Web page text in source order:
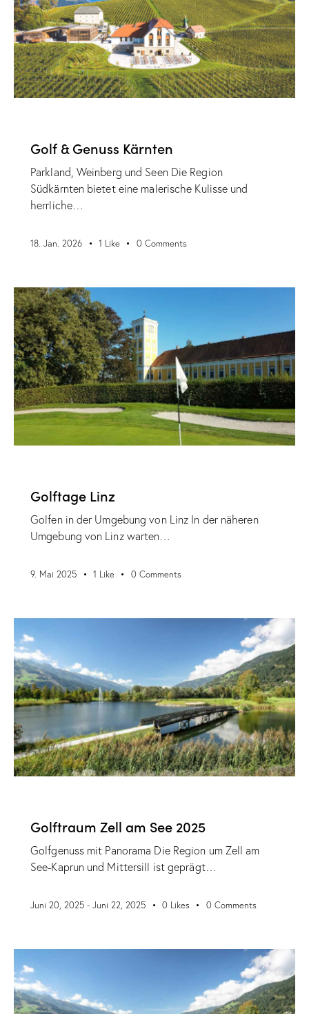
Golf & Genuss Kärnten
Parkland, Weinberg und Seen Die Region
Südkärnten bietet eine malerische Kulisse und
herrliche…
18. Jan. 2026 1 Like 0 Comments
Golftage Linz
Golfen in der Umgebung von Linz In der näheren
Umgebung von Linz warten…
9. Mai 2025 1 Like 0 Comments
Golftraum Zell am See 2025
Golfgenuss mit Panorama Die Region um Zell am
See-Kaprun und Mittersill ist geprägt…
Juni 20, 2025 - Juni 22, 2025 0 Likes 0 Comments